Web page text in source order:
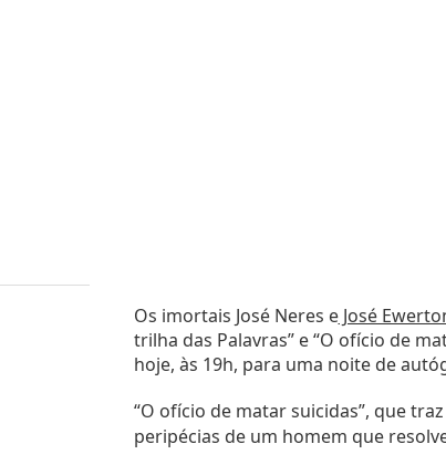
Os imortais José Neres eJosé
trilha das Palavras” e “O ofício de
hoje, às 19h, para uma noite de
“O ofício de matar suicidas”, que
peripécias de um homem que